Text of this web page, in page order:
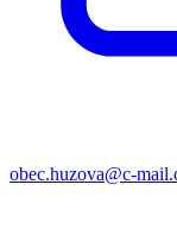
obec.huzova@c-